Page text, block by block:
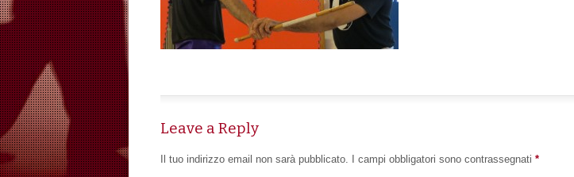
Leave a Reply
Il tuo indirizzo email non sarà pubblicato. I campi obbligatori sono contrassegnati *